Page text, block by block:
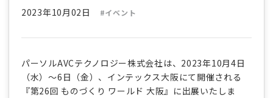
2023年10月02日 #イベント
パーソルAVCテクノロジー株式会社は、2023年10月4日
（水）～6日（金）、インテックス大阪にて開催される
『第26回 ものづくり ワールド 大阪』に出展いたしま